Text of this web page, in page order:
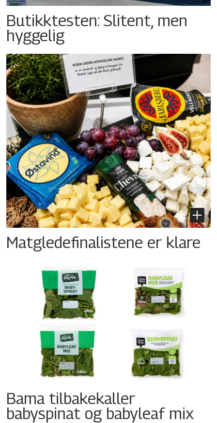
Butikktesten: Slitent, men
hyggelig
Matgledefinalistene er klare
Bama tilbakekaller
babyspinat og babyleaf mix